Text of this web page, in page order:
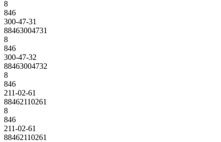
8
846
300-47-31
88463004731
8
846
300-47-32
88463004732
8
846
211-02-61
88462110261
8
846
211-02-61
88462110261